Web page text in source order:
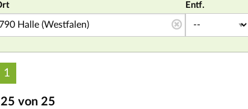
Entf.
1
von 25